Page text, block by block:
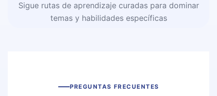
Sigue rutas de aprendizaje curadas para dominar
temas y habilidades específicas
PREGUNTAS FRECUENTES